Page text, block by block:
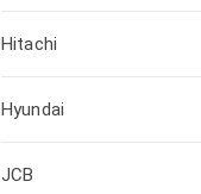
Hitachi
Hyundai
JCB